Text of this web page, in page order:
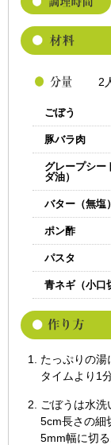
2
ごぼう
豚バラ肉
グレープシー
ダ油）
バター（無塩）
ポン酢
パスタ
青ネギ（小口
たっぷりの
タイムより1
ごぼうは水洗
5cm長さの細
5mm幅に切る